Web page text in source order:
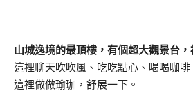
山城逸境的最頂樓，有個超大觀景台，
這裡聊天吹吹風、吃吃點心、喝喝咖
這裡做做瑜珈，舒展一下。